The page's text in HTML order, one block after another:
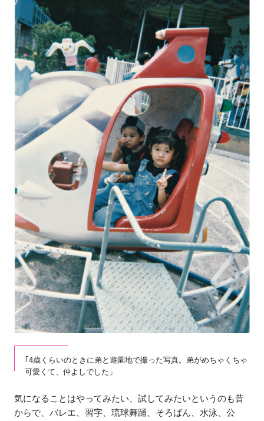
｢4歳くらいのときに弟と遊園地で撮った写真。弟がめちゃくちゃ
可愛くて、仲よしでした」
気になることはやってみたい、試してみたいというのも昔
からで、バレエ、習字、琉球舞踊、そろばん、水泳、公